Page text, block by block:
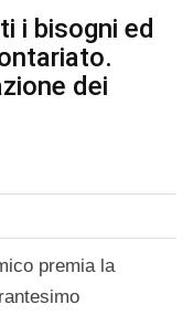
i bisogni ed
dei
premia la